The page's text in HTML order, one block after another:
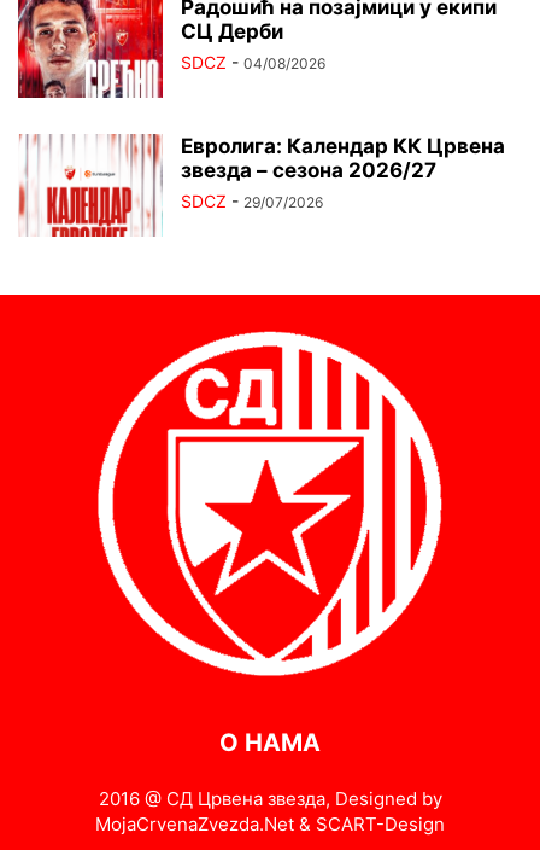
Радошић на позајмици у екипи
СЦ Дерби
SDCZ - 04/08/2026
Евролига: Календар КК Црвена
звезда – сезона 2026/27
SDCZ - 29/07/2026
О НАМА
2016 @ СД Црвена звезда, Designed by
MojaCrvenaZvezda.Net & SCART-Design